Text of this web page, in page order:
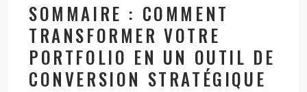
SOMMAIRE : COMMENT
TRANSFORMER VOTRE
PORTFOLIO EN UN OUTIL DE
CONVERSION STRATÉGIQUE